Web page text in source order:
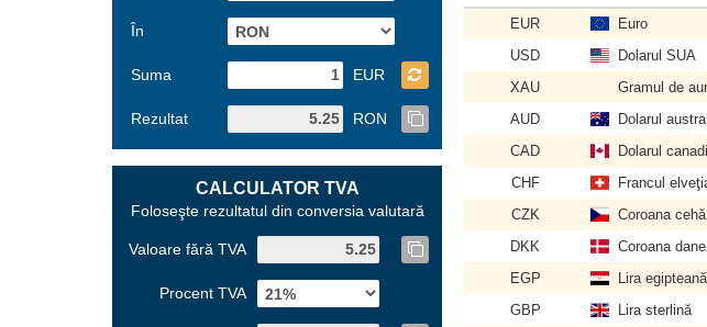
În
Suma EUR
Rezultat RON
CALCULATOR TVA
Foloseşte rezultatul din conversia valutară
Valoare fără TVA
Procent TVA
EUR
Euro
USD
Dolarul SUA
XAU
Gramul de aur
AUD
Dolarul
CAD
Dolarul
CHF
Francul
CZK
Coroana cehă
DKK
Coroana
EGP
Lira egipteană
GBP
Lira sterlină